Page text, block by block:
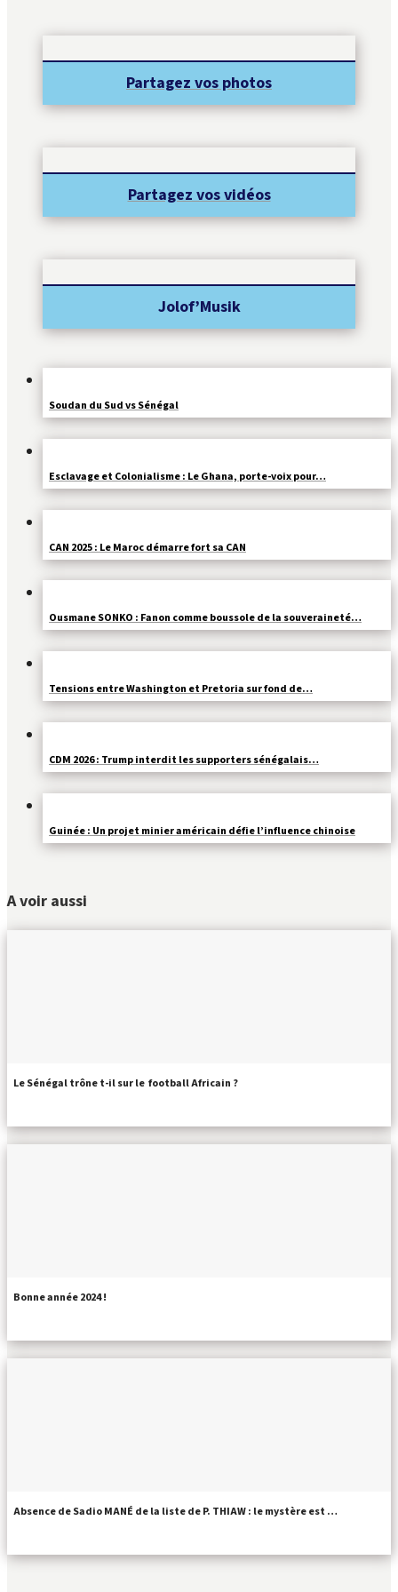
Soudan du Sud vs Sénégal
Esclavage et Colonialisme : Le Ghana, porte-voix pour…
CAN 2025 : Le Maroc démarre fort sa CAN
Ousmane SONKO : Fanon comme boussole de la souveraineté…
Tensions entre Washington et Pretoria sur fond de…
CDM 2026 : Trump interdit les supporters sénégalais…
Guinée : Un projet minier américain défie l’influence chinoise
Partagez vos photos
Partagez vos vidéos
Jolof’Musik
A voir aussi
Le Sénégal trône t-il sur le football Africain ?
Bonne année 2024 !
Absence de Sadio MANÉ de la liste de P. THIAW : le mystère est …